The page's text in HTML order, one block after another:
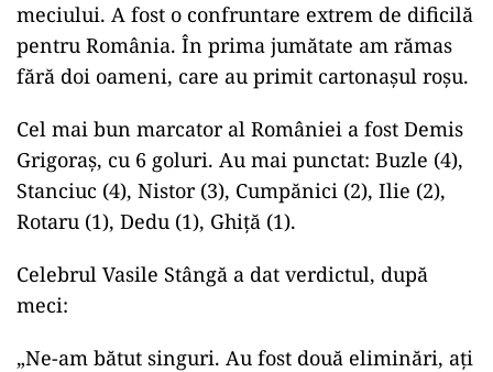
meciului. A fost o confruntare extrem de dificilă
pentru România. În prima jumătate am rămas
fără doi oameni, care au primit cartonașul roșu.
Cel mai bun marcator al României a fost Demis
Grigoraș, cu 6 goluri. Au mai punctat: Buzle (4),
Stanciuc (4), Nistor (3), Cumpănici (2), Ilie (2),
Rotaru (1), Dedu (1), Ghiță (1).
Celebrul Vasile Stângă a dat verdictul, după
meci:
„Ne-am bătut singuri. Au fost două eliminări, ați